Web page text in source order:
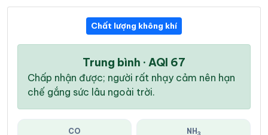
Chất lượng không khí
Trung bình · AQI 67
Chấp nhận được; người rất nhạy cảm nên hạn
chế gắng sức lâu ngoài trời.
CO NH 3